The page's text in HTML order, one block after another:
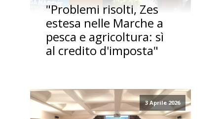
"Problemi risolti, Zes
estesa nelle Marche a
pesca e agricoltura: sì
al credito d'imposta"
3 Aprile 2026